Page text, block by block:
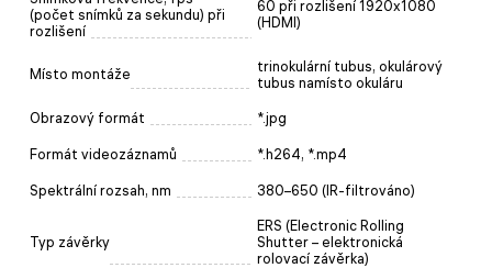
(počet snímků za sekundu) při
rozlišení
60 při rozlišení 1920x1080
(HDMI)
Místo montáže
trinokulární tubus, okulárový
tubus namísto okuláru
Obrazový formát *.jpg
Formát videozáznamů *.h264, *.mp4
Spektrální rozsah, nm 380–650 (IR-filtrováno)
Typ závěrky
ERS (Electronic Rolling
Shutter – elektronická
rolovací závěrka)